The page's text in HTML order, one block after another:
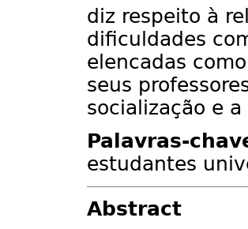
diz respeito à
dificuldades
elencadas
seus
socialização e
Palavras-
estudantes
Abstract